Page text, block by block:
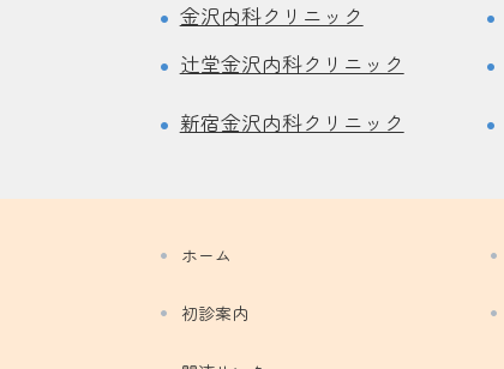
金沢内科クリニック
辻堂金沢内科クリニック
新宿金沢内科クリニック
ホーム
初診案内